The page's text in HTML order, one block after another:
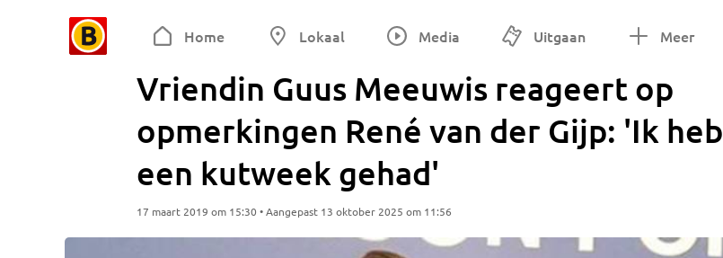
Home Lokaal Media Uitgaan Meer
Vriendin Guus Meeuwis reageert op
opmerkingen René van der Gijp: 'Ik heb
een kutweek gehad'
17 maart 2019 om 15:30 • Aangepast 13 oktober 2025 om 11:56